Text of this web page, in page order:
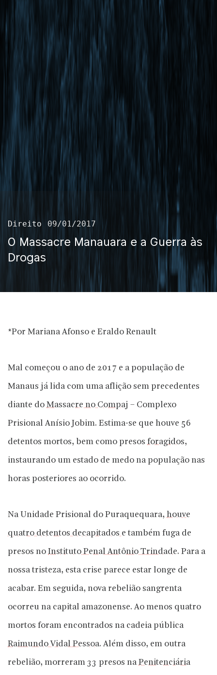
Direito 09/01/2017
O Massacre Manauara e a Guerra às
Drogas
*Por Mariana Afonso e Eraldo Renault
Mal começou o ano de 2017 e a população de
Manaus já lida com uma aflição sem precedentes
diante do Massacre no Compaj – Complexo
Prisional Anísio Jobim. Estima-se que houve 56
detentos mortos, bem como presos foragidos,
instaurando um estado de medo na população nas
horas posteriores ao ocorrido.
Na Unidade Prisional do Puraquequara, houve
quatro detentos decapitadose também fuga de
presos no Instituto Penal Antônio Trindade. Para a
nossa tristeza, esta crise parece estar longe de
acabar. Em seguida, nova rebelião sangrenta
ocorreu na capital amazonense. Ao menos quatro
mortos foram encontrados na cadeia pública
Raimundo Vidal Pessoa. Além disso, em outra
rebelião, morreram 33 presos na Penitenciária